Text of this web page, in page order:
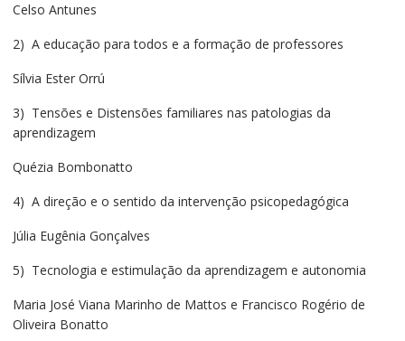
Celso Antunes
2) A educação para todos e a formação de professores
Sílvia Ester Orrú
3) Tensões e Distensões familiares nas patologias da
aprendizagem
Quézia Bombonatto
4) A direção e o sentido da intervenção psicopedagógica
Júlia Eugênia Gonçalves
5) Tecnologia e estimulação da aprendizagem e autonomia
Maria José Viana Marinho de Mattos e Francisco Rogério de
Oliveira Bonatto